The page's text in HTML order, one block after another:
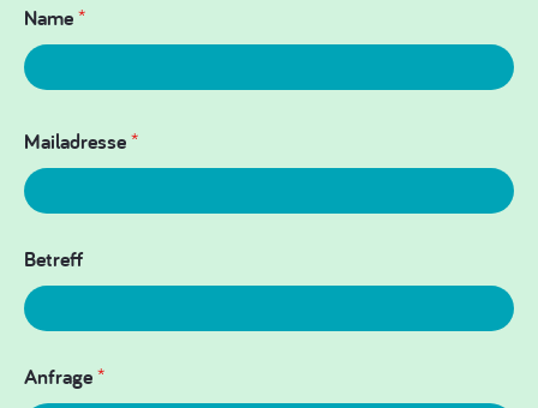
Name*
Mailadresse*
Betreff
Anfrage*